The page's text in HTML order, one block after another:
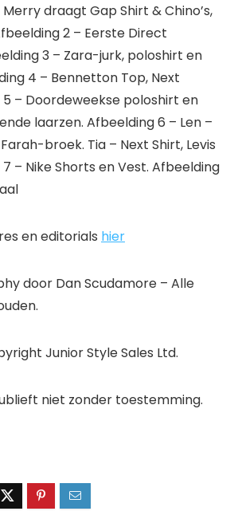
draagt ​​Gap Shirt & Chino’s,
2 – Eerste Direct
3 – Zara-jurk, poloshirt en
4 – Bennetton Top, Next
– Doordeweekse poloshirt en
laarzen. Afbeelding 6 – Len –
broek. Tia – Next Shirt, Levis
– Nike Shorts en Vest. Afbeelding
en editorials hier
door Dan Scudamore – Alle
Junior Style Sales Ltd.
niet zonder toestemming.